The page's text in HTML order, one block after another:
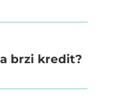
brzi kredit?